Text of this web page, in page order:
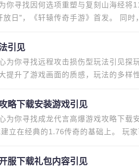
你寻找因何选项重塑与复刻山海经将
放日”，《轩辕传奇手游》首发。 同
引见
为你寻找远程攻击损伤型玩法引见探
提升了游戏画面的质感，玩法的多样
略下载安装游戏引见
为你寻找成龙代言高爆游戏攻略下载
立在经典的1.76传奇的基础上。 玩
服下载礼包内容引见